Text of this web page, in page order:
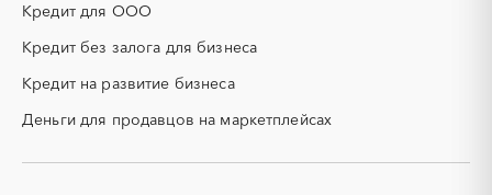
ОКР (опытно-
конструкторские работы)
ПГС (песчано-гравийная
смесь)
СВО
СКС (структурированные
СКУД
СОЖ (смазочно-
Кредит для ООО
Кредит без залога для бизнеса
Кредит на развитие бизнеса
Деньги для продавцов на маркетплейсах